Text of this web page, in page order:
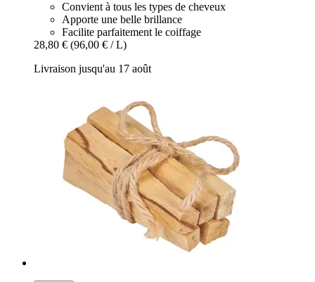
Convient à tous les types de cheveux
Apporte une belle brillance
Facilite parfaitement le coiffage
28,80 € (96,00 € / L)
Livraison jusqu'au 17 août